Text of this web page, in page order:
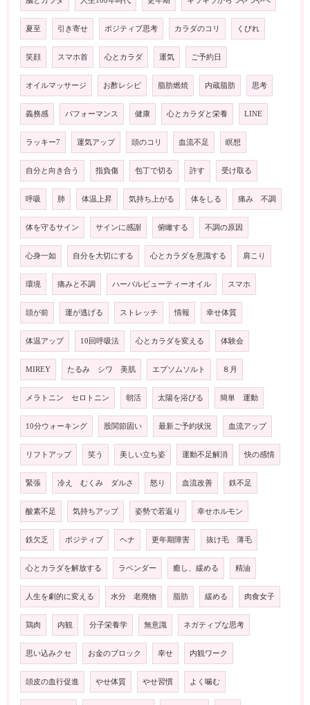
夏至 引き寄せ ポジティブ思考 カラダのコリ くびれ
笑顔 スマホ首 心とカラダ 運気 ご予約日
オイルマッサージ お酢レシピ 脂肪燃焼 内蔵脂肪 思考
義務感 パフォーマンス 健康 心とカラダと栄養 LINE
ラッキー7 運気アップ 頭のコリ 血流不足 瞑想
自分と向き合う 指負傷 包丁で切る 許す 受け取る
呼吸 肺 体温上昇 気持ち上がる 体をしる 痛み 不調
体を守るサイン サインに感謝 俯瞰する 不調の原因
心身一如 自分を大切にする 心とカラダを意識する 肩こり
環境 痛みと不調 ハーバルビューティーオイル スマホ
頭が前 運が逃げる ストレッチ 情報 幸せ体質
体温アップ 10回呼吸法 心とカラダを変える 体験会
MIREY たるみ シワ 美肌 エプソムソルト ８月
メラトニン セロトニン 朝活 太陽を浴びる 簡単 運動
10分ウォーキング 股関節固い 最新ご予約状況 血流アップ
リフトアップ 笑う 美しい立ち姿 運動不足解消 快の感情
緊張 冷え むくみ ダルさ 怒り 血流改善 鉄不足
酸素不足 気持ちアップ 姿勢で若返り 幸せホルモン
鉄欠乏 ポジティブ ヘナ 更年期障害 抜け毛 薄毛
心とカラダを解放する ラベンダー 癒し、緩める 精油
人生を劇的に変える 水分 老廃物 脂肪 緩める 肉食女子
鶏肉 内観 分子栄養学 無意識 ネガティブな思考
思い込みクセ お金のブロック 幸せ 内観ワーク
頭皮の血行促進 やせ体質 やせ習慣 よく噛む